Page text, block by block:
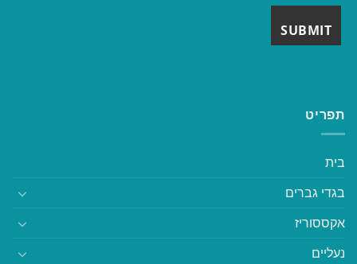
תפריט
בית
בגדי גברים
אקססוריז
נעליים